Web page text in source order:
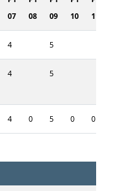
07
08
09
10
11
4 5
4 5
4 0 5 0 0